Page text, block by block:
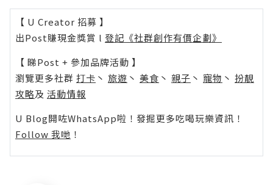
【 U Creator 招募 】
出Post賺現金獎賞 l 登記《社群創作有價企劃》
【 睇Post + 參加品牌活動 】
瀏覽更多社群 打卡 丶 旅遊 丶 美食 丶 親子 丶 寵物 丶 扮靚
攻略及 活動情報
U Blog開咗WhatsApp啦！發掘更多吃喝玩樂資訊！
Follow 我哋 ！